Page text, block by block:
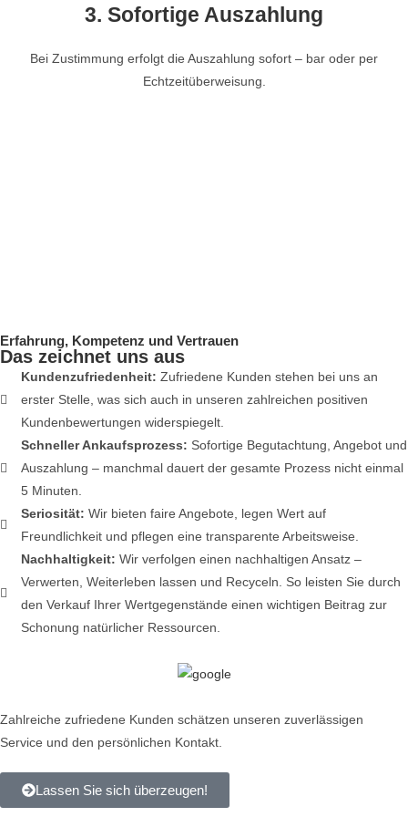
3. Sofortige Auszahlung
Bei Zustimmung erfolgt die Auszahlung sofort – bar oder per
Echtzeitüberweisung.
Erfahrung, Kompetenz und Vertrauen
Das zeichnet uns aus
Kundenzufriedenheit: Zufriedene Kunden stehen bei uns an
erster Stelle, was sich auch in unseren zahlreichen positiven
Kundenbewertungen widerspiegelt.
Schneller Ankaufsprozess: Sofortige Begutachtung, Angebot und
Auszahlung – manchmal dauert der gesamte Prozess nicht einmal
5 Minuten.
Seriosität: Wir bieten faire Angebote, legen Wert auf
Freundlichkeit und pflegen eine transparente Arbeitsweise.
Nachhaltigkeit: Wir verfolgen einen nachhaltigen Ansatz –
Verwerten, Weiterleben lassen und Recyceln. So leisten Sie durch
den Verkauf Ihrer Wertgegenstände einen wichtigen Beitrag zur
Schonung natürlicher Ressourcen.
Zahlreiche zufriedene Kunden schätzen unseren zuverlässigen
Service und den persönlichen Kontakt.
Lassen Sie sich überzeugen!